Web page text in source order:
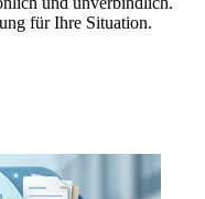
für Ihre Situation.